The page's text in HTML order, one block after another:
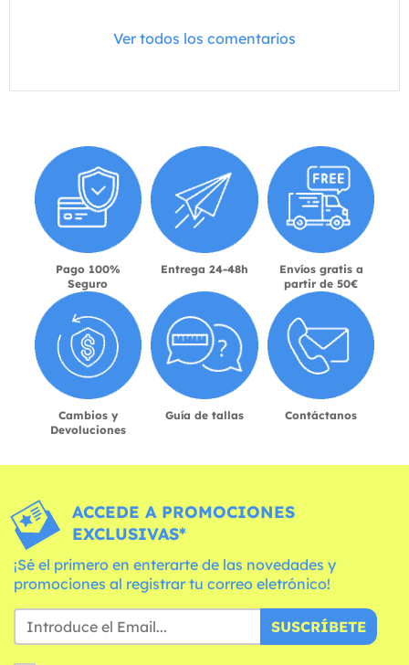
Ver todos los comentarios
Pago 100%
Seguro
Entrega 24-48h
Envíos gratis a
partir de 50€
Cambios y
Devoluciones
Guía de tallas Contáctanos
ACCEDE A PROMOCIONES
EXCLUSIVAS*
¡Sé el primero en enterarte de las novedades y
promociones al registrar tu correo eletrónico!
SUSCRÍBETE